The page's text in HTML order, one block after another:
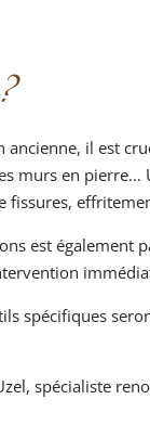
il est
en
fissures,
est également
spécifiques
spécialiste